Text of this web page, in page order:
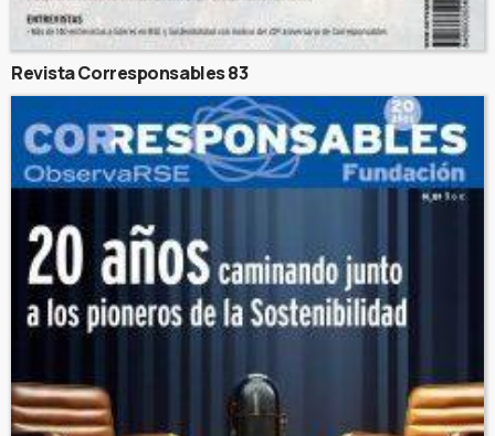
Revista Corresponsables 83